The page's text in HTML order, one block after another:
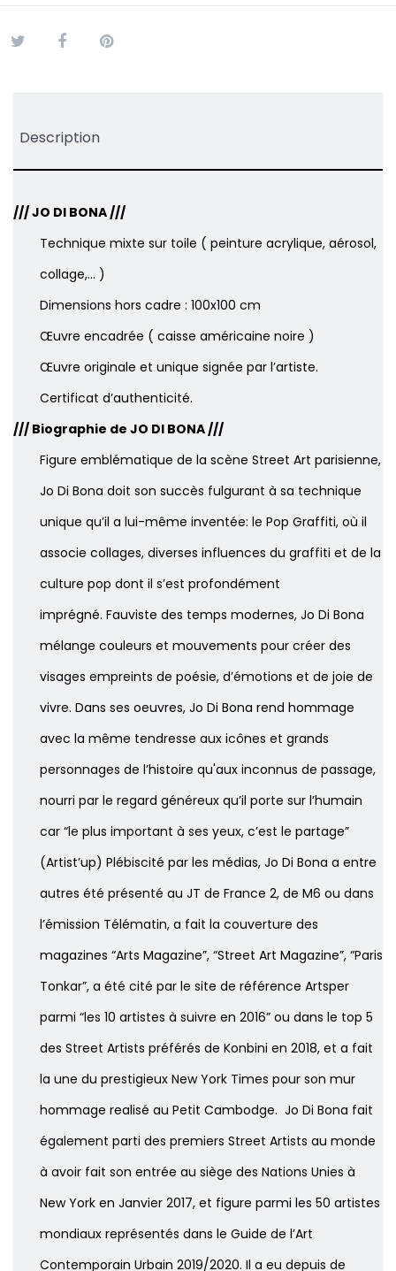
Description
/// JO DI BONA ///
Technique mixte sur toile ( peinture acrylique, aérosol,
collage,… )
Dimensions hors cadre : 100x100 cm
Œuvre encadrée ( caisse américaine noire )
Œuvre originale et unique signée par l’artiste.
Certificat d’authenticité.
/// Biographie de JO DI BONA///
Figure emblématique de la scène Street Art parisienne,
Jo Di Bona doit son succès fulgurant à sa technique
unique qu’il a lui-même inventée: le Pop Graffiti, où il
associe collages, diverses influences du graffiti et de la
culture pop dont il s’est profondément
imprégné. Fauviste des temps modernes, Jo Di Bona
mélange couleurs et mouvements pour créer des
visages empreints de poésie, d’émotions et de joie de
vivre. Dans ses oeuvres, Jo Di Bona rend hommage
avec la même tendresse aux icônes et grands
personnages de l’histoire qu'aux inconnus de passage,
nourri par le regard généreux qu’il porte sur l’humain
car “le plus important à ses yeux, c’est le partage”
(Artist’up) Plébiscité par les médias, Jo Di Bona a entre
autres été présenté au JT de France 2, de M6 ou dans
l’émission Télématin, a fait la couverture des
magazines “Arts Magazine”, “Street Art Magazine”, “Paris
Tonkar”, a été cité par le site de référence Artsper
parmi “les 10 artistes à suivre en 2016” ou dans le top 5
des Street Artists préférés de Konbini en 2018, et a fait
la une du prestigieux New York Times pour son mur
hommage realisé au Petit Cambodge. Jo Di Bona fait
également parti des premiers Street Artists au monde
à avoir fait son entrée au siège des Nations Unies à
New York en Janvier 2017, et figure parmi les 50 artistes
mondiaux représentés dans le Guide de l’Art
Contemporain Urbain 2019/2020. Il a eu depuis de